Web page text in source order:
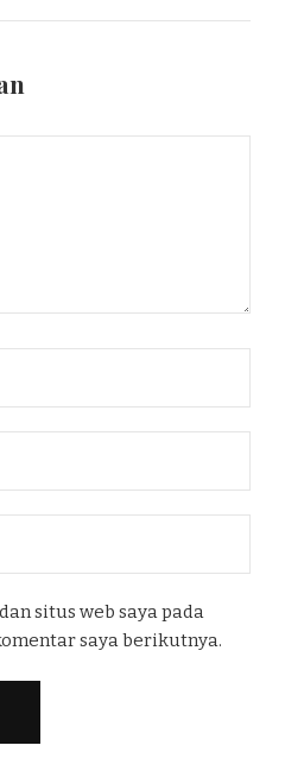
situs web saya pada
saya berikutnya.